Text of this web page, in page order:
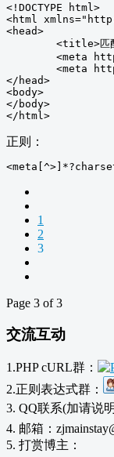
<!DOCTYPE html>
<html
<head>
</head>
<body>
</body>
</html>
正则：
1
2
3
Page 3 of 3
交流互动
1.PHP cURL群：
2.正则表达式群：
3. QQ联系(加请说明
4. 邮箱：
5. 打赏博主：